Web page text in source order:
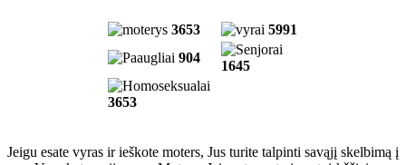
3653
5991
904
1645
3653
Jeigu esate vyras ir ieškote moters, Jus turite talpinti savąjį skelbimą į